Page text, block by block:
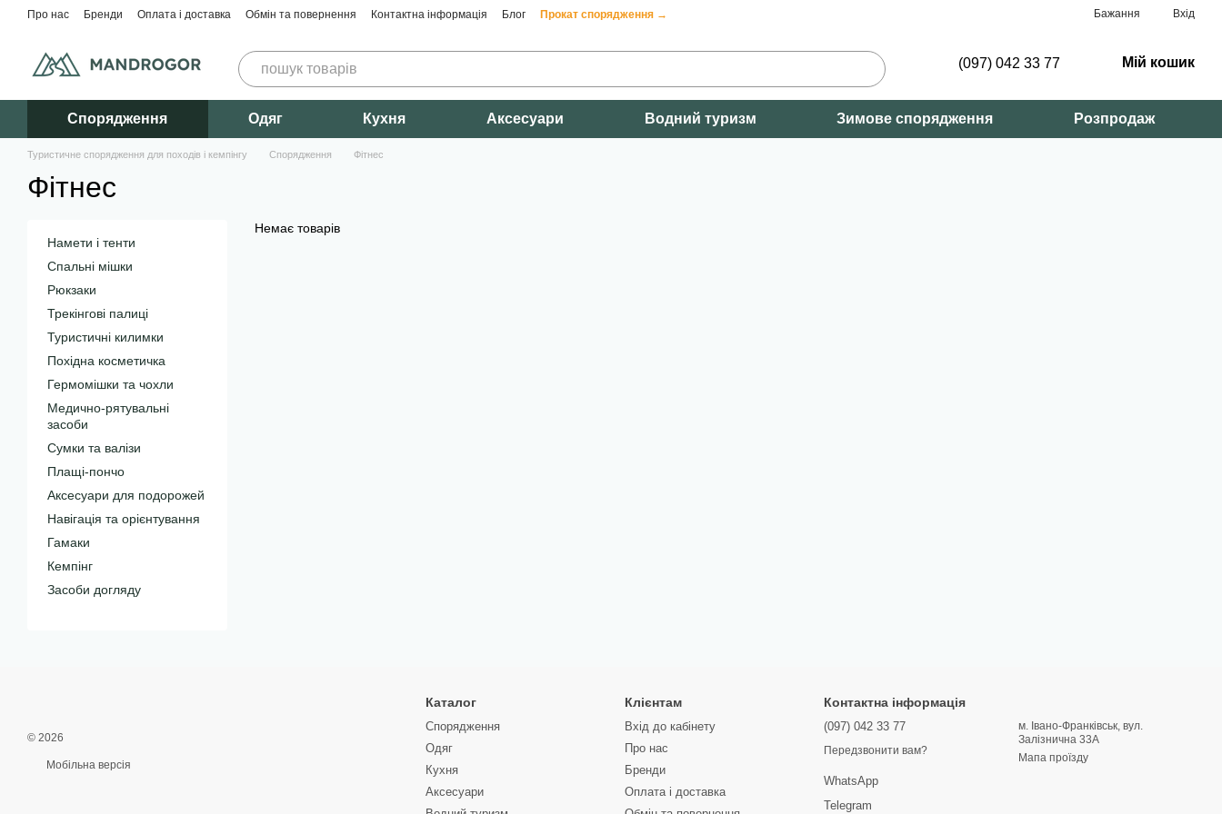
Перейти до основного контенту
Про нас Бренди Оплата і доставка Обмін та повернення Контактна інформація Блог Прокат спорядження → Бажання Вхід
(097) 042 33 77 Мій кошик
Спорядження Одяг Кухня Аксесуари Водний туризм Зимове спорядження Розпродаж
Туристичне спорядження для походів і кемпінгу Спорядження Фітнес
Фітнес
Немає товарів
Намети і тенти
Спальні мішки
Рюкзаки
Трекінгові палиці
Туристичні килимки
Похідна косметичка
Гермомішки та чохли
Медично-рятувальні
засоби
Сумки та валізи
Плащі-пончо
Аксесуари для подорожей
Навігація та орієнтування
Гамаки
Кемпінг
Засоби догляду
© 2026
Мобільна версія
Каталог
Спорядження
Одяг
Кухня
Аксесуари
Клієнтам
Вхід до кабінету
Про нас
Бренди
Оплата і доставка
Контактна інформація
(097) 042 33 77
Передзвонити вам?
WhatsApp
Telegram
м. Івано-Франківськ, вул.
Залізнична 33А
Мапа проїзду